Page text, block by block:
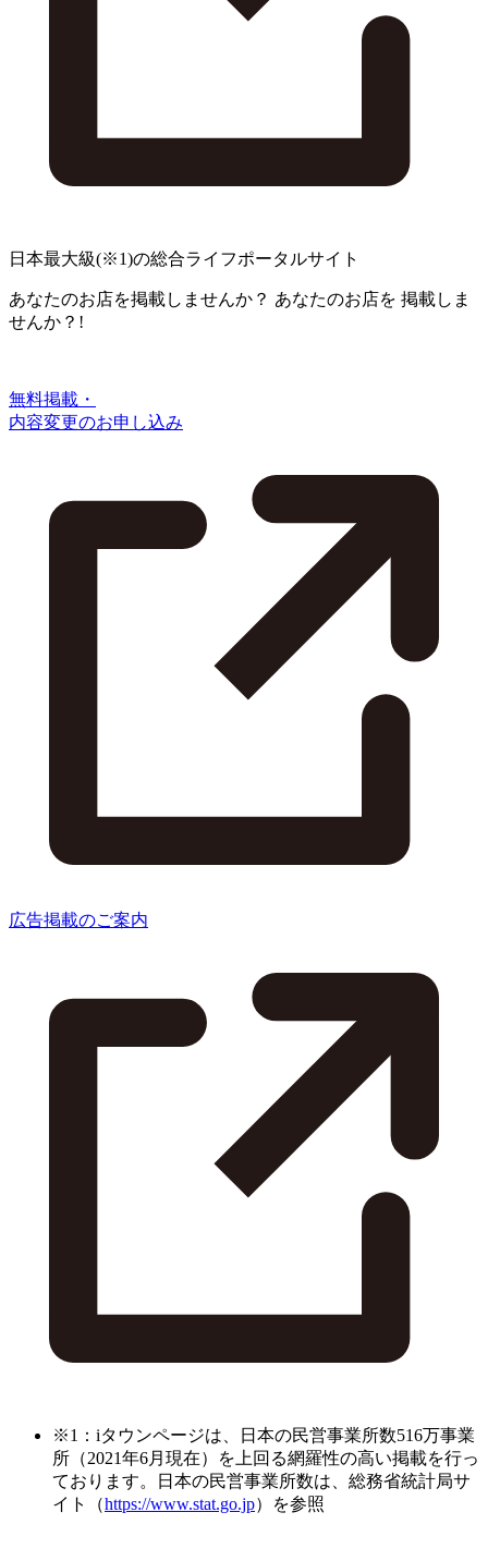
日本最大級(※1)の総合ライフポータルサイト
あなたのお店を掲載しませんか？ あなたのお店を 掲載しま
せんか？!
無料掲載・
内容変更のお申し込み
広告掲載のご案内
※1：iタウンページは、日本の民営事業所数516万事業
所（2021年6月現在）を上回る網羅性の高い掲載を行っ
ております。日本の民営事業所数は、総務省統計局サ
イト（https://www.stat.go.jp）を参照